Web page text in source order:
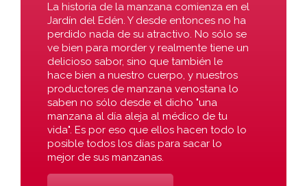
La historia de la manzana comienza en el
Jardín del Edén. Y desde entonces no ha
perdido nada de su atractivo. No sólo se
ve bien para morder y realmente tiene un
delicioso sabor, sino que también le
hace bien a nuestro cuerpo, y nuestros
productores de manzana venostana lo
saben no sólo desde el dicho "una
manzana al día aleja al médico de tu
vida". Es por eso que ellos hacen todo lo
posible todos los días para sacar lo
mejor de sus manzanas.